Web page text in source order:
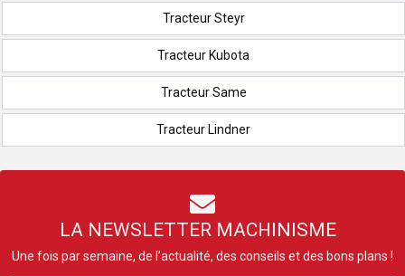
Tracteur Steyr
Tracteur Kubota
Tracteur Same
Tracteur Lindner
LA NEWSLETTER MACHINISME
Une fois par semaine, de l’actualité, des conseils et des bons plans !